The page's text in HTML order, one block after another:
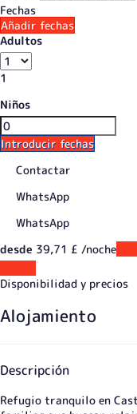
Fechas
Añadir fechas
Adultos
1
Niños
Introducir fechas
Contactar
WhatsApp
WhatsApp
desde 39,71 £ /noche
Disponibilidad y precios
Alojamiento
Descripción
Refugio tranquilo en